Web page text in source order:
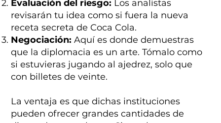
Evaluación del riesgo: Los analistas
revisarán tu idea como si fuera la nueva
receta secreta de Coca Cola.
Negociación: Aquí es donde demuestras
que la diplomacia es un arte. Tómalo como
si estuvieras jugando al ajedrez, solo que
con billetes de veinte.
La ventaja es que dichas instituciones
pueden ofrecer grandes cantidades de